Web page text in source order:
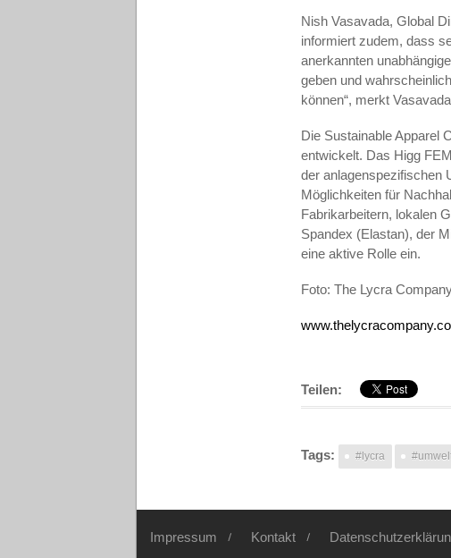
Nish Vasavada, Global
informiert zudem, dass
anerkannten
geben und
können“, merkt
Die Sustainable Apparel
entwickelt. Das Higg
der anlagenspezifischen
Möglichkeiten für
Fabrikarbeitern, lokalen
Spandex (Elastan), der
eine aktive Rolle ein.
Foto: The Lycra
www.thelyc
Teilen:
Tags: #lycra
Impressum Kontakt